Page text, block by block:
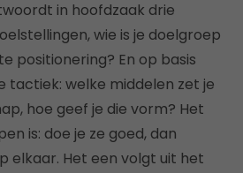
in hoofdzaak drie
wie is je doelgroep
positionering? En op basis
tactiek: welke middelen zet je
hoe geef je die vorm? Het
is: doe je ze goed, dan
elkaar. Het een volgt uit het